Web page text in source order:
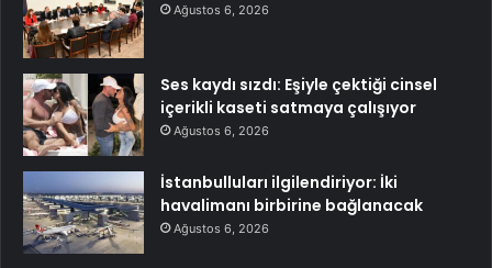
Ağustos 6, 2026
Ses kaydı sızdı: Eşiyle çektiği cinsel
içerikli kaseti satmaya çalışıyor
Ağustos 6, 2026
İstanbulluları ilgilendiriyor: İki
havalimanı birbirine bağlanacak
Ağustos 6, 2026